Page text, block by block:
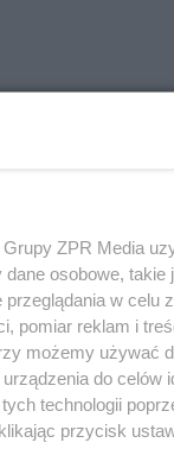
ZPR Media
osobowe, takie
w celu
pomiar reklam i
możemy używać
do celów
technologii
przycisk